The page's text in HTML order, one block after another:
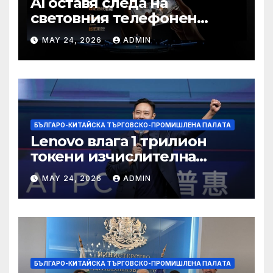
световния телефонен
пазар
MAY 24, 2026 ADMIN
БЪЛГАРО-КИТАЙСКА ТЪРГОВСКО-ПРОМИШЛЕНА ПАЛAТА
Lenovo влага 1 трилион
токени изчислителна
мощност в AI екосистемата
MAY 24, 2026 ADMIN
БЪЛГАРО-КИТАЙСКА ТЪРГОВСКО-ПРОМИШЛЕНА ПАЛAТА